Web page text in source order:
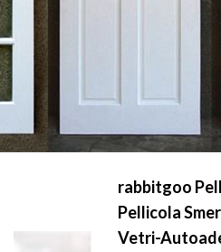
rabbitgoo
Pellicola
Vetri-